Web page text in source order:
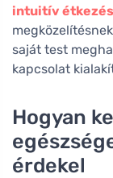
intuitív
saját test
kapcsolat
Hogyan
érdekel